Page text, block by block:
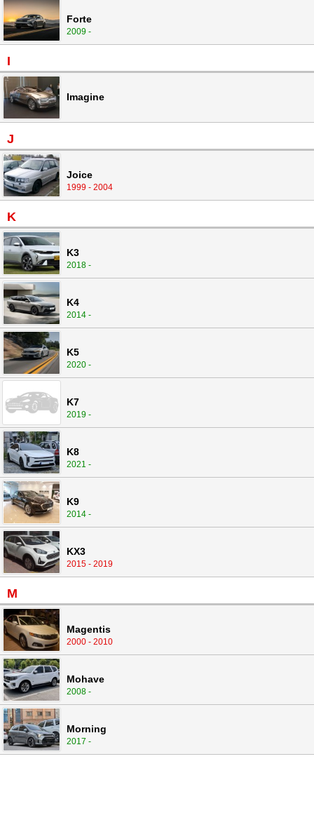
Forte
2009 -
I
Imagine
J
Joice
1999 - 2004
K
K3
2018 -
K4
2014 -
K5
2020 -
K7
2019 -
K8
2021 -
K9
2014 -
KX3
2015 - 2019
M
Magentis
2000 - 2010
Mohave
2008 -
Morning
2017 -